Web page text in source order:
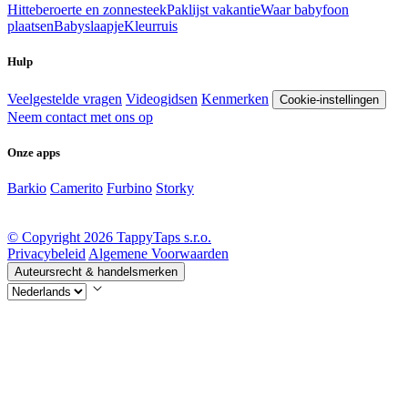
Hitteberoerte en zonnesteekPaklijst vakantieWaar babyfoon
plaatsenBabyslaapjeKleurruis
Hulp
Veelgestelde vragen Videogidsen Kenmerken Cookie-instellingen
Neem contact met ons op
Onze apps
Barkio Camerito Furbino Storky
© Copyright 2026 TappyTaps s.r.o.
Privacybeleid Algemene Voorwaarden
Auteursrecht & handelsmerken